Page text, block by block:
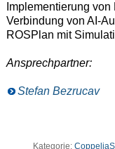
Implementierung
Verbindung von AI-
ROSPlan mit
Ansprechpartner:
Stefan Bezrucav
Kategorie: